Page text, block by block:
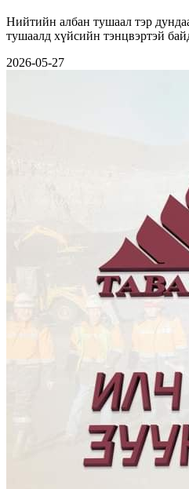
Нийтийн албан тушаал тэр
тушаалд хүйсийн тэнцвэртэй
2026-05-27